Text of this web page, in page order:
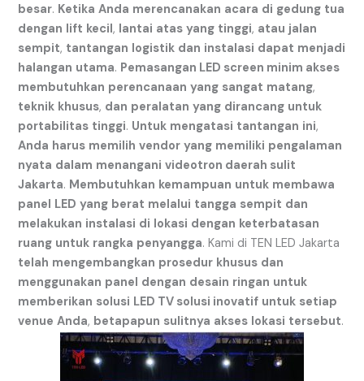
besar. Ketika Anda merencanakan acara di gedung tua
dengan lift kecil, lantai atas yang tinggi, atau jalan
sempit, tantangan logistik dan instalasi dapat menjadi
halangan utama. Pemasangan LED screen minim akses
membutuhkan perencanaan yang sangat matang,
teknik khusus, dan peralatan yang dirancang untuk
portabilitas tinggi. Untuk mengatasi tantangan ini,
Anda harus memilih vendor yang memiliki pengalaman
nyata dalam menangani videotron daerah sulit
Jakarta. Membutuhkan kemampuan untuk membawa
panel LED yang berat melalui tangga sempit dan
melakukan instalasi di lokasi dengan keterbatasan
ruang untuk rangka penyangga. Kami di TEN LED Jakarta
telah mengembangkan prosedur khusus dan
menggunakan panel dengan desain ringan untuk
memberikan solusi LED TV solusi inovatif untuk setiap
venue Anda, betapapun sulitnya akses lokasi tersebut.